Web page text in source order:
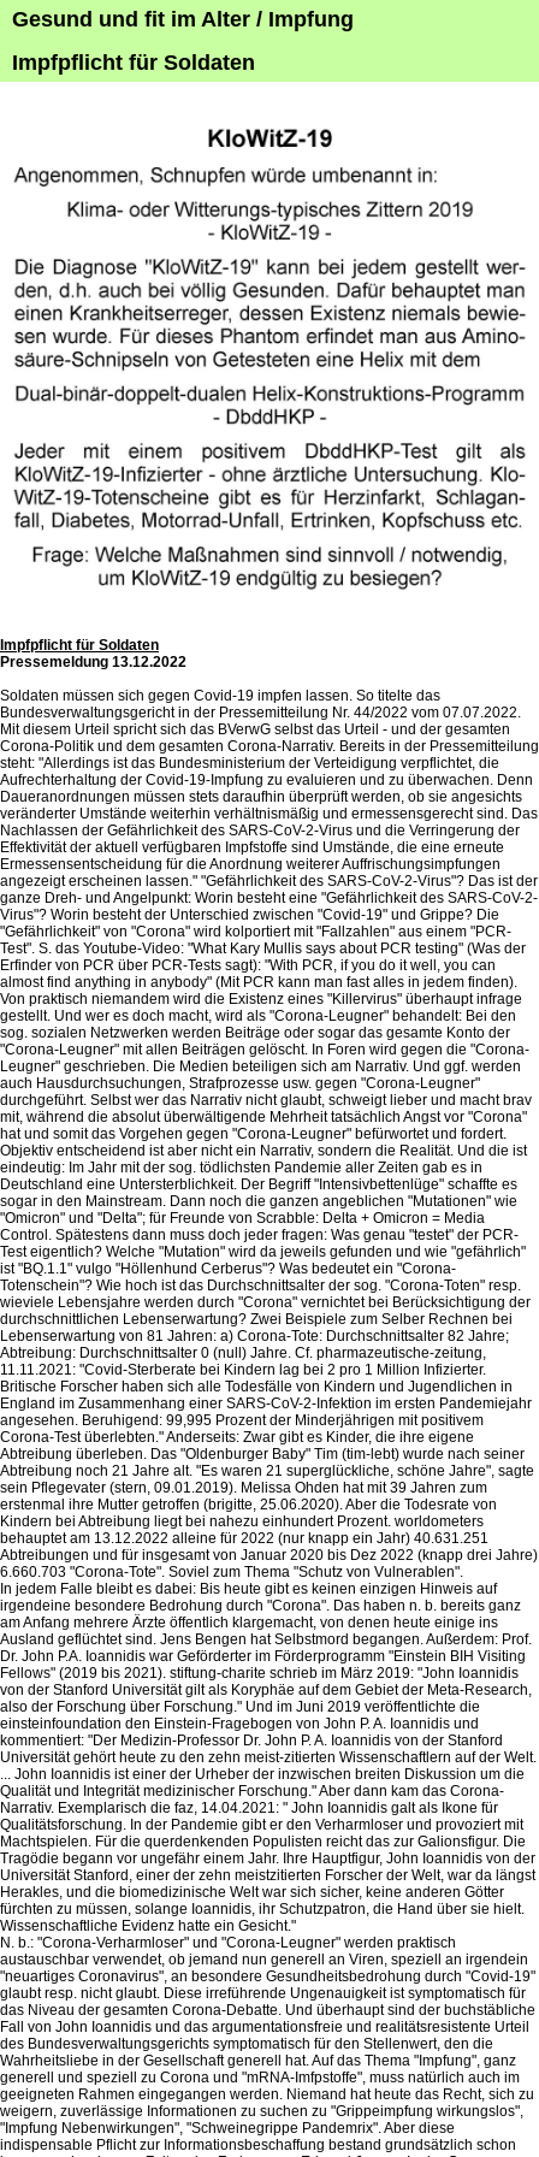
Gesund und fit im Alter / Impfung
Impfpflicht für Soldaten
Impfpflicht für Soldaten
Pressemeldung 13.12.2022
Soldaten müssen sich gegen Covid-19 impfen lassen. So titelte das
Bundesverwaltungsgericht in der Pressemitteilung Nr. 44/2022 vom 07.07.2022.
Mit diesem Urteil spricht sich das BVerwG selbst das Urteil - und der gesamten
Corona-Politik und dem gesamten Corona-Narrativ. Bereits in der Pressemitteilung
steht: "Allerdings ist das Bundesministerium der Verteidigung verpflichtet, die
Aufrechterhaltung der Covid-19-Impfung zu evaluieren und zu überwachen. Denn
Daueranordnungen müssen stets daraufhin überprüft werden, ob sie angesichts
veränderter Umstände weiterhin verhältnismäßig und ermessensgerecht sind. Das
Nachlassen der Gefährlichkeit des SARS-CoV-2-Virus und die Verringerung der
Effektivität der aktuell verfügbaren Impfstoffe sind Umstände, die eine erneute
Ermessensentscheidung für die Anordnung weiterer Auffrischungsimpfungen
angezeigt erscheinen lassen." "Gefährlichkeit des SARS-CoV-2-Virus"? Das ist der
ganze Dreh- und Angelpunkt: Worin besteht eine "Gefährlichkeit des SARS-CoV-2-
Virus"? Worin besteht der Unterschied zwischen "Covid-19" und Grippe? Die
"Gefährlichkeit" von "Corona" wird kolportiert mit "Fallzahlen" aus einem "PCR-
Test". S. das Youtube-Video: "What Kary Mullis says about PCR testing" (Was der
Erfinder von PCR über PCR-Tests sagt): "With PCR, if you do it well, you can
almost find anything in anybody" (Mit PCR kann man fast alles in jedem finden).
Von praktisch niemandem wird die Existenz eines "Killervirus" überhaupt infrage
gestellt. Und wer es doch macht, wird als "Corona-Leugner" behandelt: Bei den
sog. sozialen Netzwerken werden Beiträge oder sogar das gesamte Konto der
"Corona-Leugner" mit allen Beiträgen gelöscht. In Foren wird gegen die "Corona-
Leugner" geschrieben. Die Medien beteiligen sich am Narrativ. Und ggf. werden
auch Hausdurchsuchungen, Strafprozesse usw. gegen "Corona-Leugner"
durchgeführt. Selbst wer das Narrativ nicht glaubt, schweigt lieber und macht brav
mit, während die absolut überwältigende Mehrheit tatsächlich Angst vor "Corona"
hat und somit das Vorgehen gegen "Corona-Leugner" befürwortet und fordert.
Objektiv entscheidend ist aber nicht ein Narrativ, sondern die Realität. Und die ist
eindeutig: Im Jahr mit der sog. tödlichsten Pandemie aller Zeiten gab es in
Deutschland eine Untersterblichkeit. Der Begriff "Intensivbettenlüge" schaffte es
sogar in den Mainstream. Dann noch die ganzen angeblichen "Mutationen" wie
"Omicron" und "Delta"; für Freunde von Scrabble: Delta + Omicron = Media
Control. Spätestens dann muss doch jeder fragen: Was genau "testet" der PCR-
Test eigentlich? Welche "Mutation" wird da jeweils gefunden und wie "gefährlich"
ist "BQ.1.1" vulgo "Höllenhund Cerberus"? Was bedeutet ein "Corona-
Totenschein"? Wie hoch ist das Durchschnittsalter der sog. "Corona-Toten" resp.
wieviele Lebensjahre werden durch "Corona" vernichtet bei Berücksichtigung der
durchschnittlichen Lebenserwartung? Zwei Beispiele zum Selber Rechnen bei
Lebenserwartung von 81 Jahren: a) Corona-Tote: Durchschnittsalter 82 Jahre;
Abtreibung: Durchschnittsalter 0 (null) Jahre. Cf. pharmazeutische-zeitung,
11.11.2021: "Covid-Sterberate bei Kindern lag bei 2 pro 1 Million Infizierter.
Britische Forscher haben sich alle Todesfälle von Kindern und Jugendlichen in
England im Zusammenhang einer SARS-CoV-2-Infektion im ersten Pandemiejahr
angesehen. Beruhigend: 99,995 Prozent der Minderjährigen mit positivem
Corona-Test überlebten." Anderseits: Zwar gibt es Kinder, die ihre eigene
Abtreibung überleben. Das "Oldenburger Baby" Tim (tim-lebt) wurde nach seiner
Abtreibung noch 21 Jahre alt. "Es waren 21 superglückliche, schöne Jahre", sagte
sein Pflegevater (stern, 09.01.2019). Melissa Ohden hat mit 39 Jahren zum
erstenmal ihre Mutter getroffen (brigitte, 25.06.2020). Aber die Todesrate von
Kindern bei Abtreibung liegt bei nahezu einhundert Prozent. worldometers
behauptet am 13.12.2022 alleine für 2022 (nur knapp ein Jahr) 40.631.251
Abtreibungen und für insgesamt von Januar 2020 bis Dez 2022 (knapp drei Jahre)
6.660.703 "Corona-Tote". Soviel zum Thema "Schutz von Vulnerablen".
In jedem Falle bleibt es dabei: Bis heute gibt es keinen einzigen Hinweis auf
irgendeine besondere Bedrohung durch "Corona". Das haben n. b. bereits ganz
am Anfang mehrere Ärzte öffentlich klargemacht, von denen heute einige ins
Ausland geflüchtet sind. Jens Bengen hat Selbstmord begangen. Außerdem: Prof.
Dr. John P.A. Ioannidis war Geförderter im Förderprogramm "Einstein BIH Visiting
Fellows" (2019 bis 2021). stiftung-charite schrieb im März 2019: "John Ioannidis
von der Stanford Universität gilt als Koryphäe auf dem Gebiet der Meta-Research,
also der Forschung über Forschung." Und im Juni 2019 veröffentlichte die
einsteinfoundation den Einstein-Fragebogen von John P. A. Ioannidis und
kommentiert: "Der Medizin-Professor Dr. John P. A. Ioannidis von der Stanford
Universität gehört heute zu den zehn meist-zitierten Wissenschaftlern auf der Welt.
... John Ioannidis ist einer der Urheber der inzwischen breiten Diskussion um die
Qualität und Integrität medizinischer Forschung." Aber dann kam das Corona-
Narrativ. Exemplarisch die faz, 14.04.2021: " John Ioannidis galt als Ikone für
Qualitätsforschung. In der Pandemie gibt er den Verharmloser und provoziert mit
Machtspielen. Für die querdenkenden Populisten reicht das zur Galionsfigur. Die
Tragödie begann vor ungefähr einem Jahr. Ihre Hauptfigur, John Ioannidis von der
Universität Stanford, einer der zehn meistzitierten Forscher der Welt, war da längst
Herakles, und die biomedizinische Welt war sich sicher, keine anderen Götter
fürchten zu müssen, solange Ioannidis, ihr Schutzpatron, die Hand über sie hielt.
Wissenschaftliche Evidenz hatte ein Gesicht."
N. b.: "Corona-Verharmloser" und "Corona-Leugner" werden praktisch
austauschbar verwendet, ob jemand nun generell an Viren, speziell an irgendein
"neuartiges Coronavirus", an besondere Gesundheitsbedrohung durch "Covid-19"
glaubt resp. nicht glaubt. Diese irreführende Ungenauigkeit ist symptomatisch für
das Niveau der gesamten Corona-Debatte. Und überhaupt sind der buchstäbliche
Fall von John Ioannidis und das argumentationsfreie und realitätsresistente Urteil
des Bundesverwaltungsgerichts symptomatisch für den Stellenwert, den die
Wahrheitsliebe in der Gesellschaft generell hat. Auf das Thema "Impfung", ganz
generell und speziell zu Corona und "mRNA-Imfpstoffe", muss natürlich auch im
geeigneten Rahmen eingegangen werden. Niemand hat heute das Recht, sich zu
weigern, zuverlässige Informationen zu suchen zu "Grippeimpfung wirkungslos",
"Impfung Nebenwirkungen", "Schweinegrippe Pandemrix". Aber diese
indispensable Pflicht zur Informationsbeschaffung bestand grundsätzlich schon